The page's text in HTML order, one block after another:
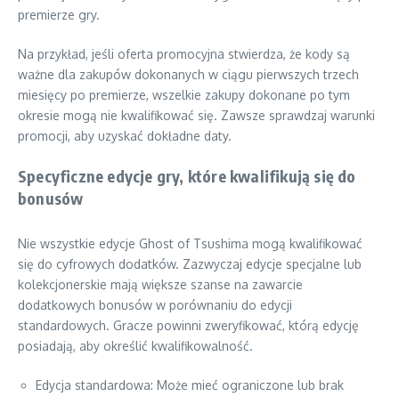
premierze gry.
Na przykład, jeśli oferta promocyjna stwierdza, że kody są
ważne dla zakupów dokonanych w ciągu pierwszych trzech
miesięcy po premierze, wszelkie zakupy dokonane po tym
okresie mogą nie kwalifikować się. Zawsze sprawdzaj warunki
promocji, aby uzyskać dokładne daty.
Specyficzne edycje gry, które kwalifikują się do
bonusów
Nie wszystkie edycje Ghost of Tsushima mogą kwalifikować
się do cyfrowych dodatków. Zazwyczaj edycje specjalne lub
kolekcjonerskie mają większe szanse na zawarcie
dodatkowych bonusów w porównaniu do edycji
standardowych. Gracze powinni zweryfikować, którą edycję
posiadają, aby określić kwalifikowalność.
Edycja standardowa: Może mieć ograniczone lub brak